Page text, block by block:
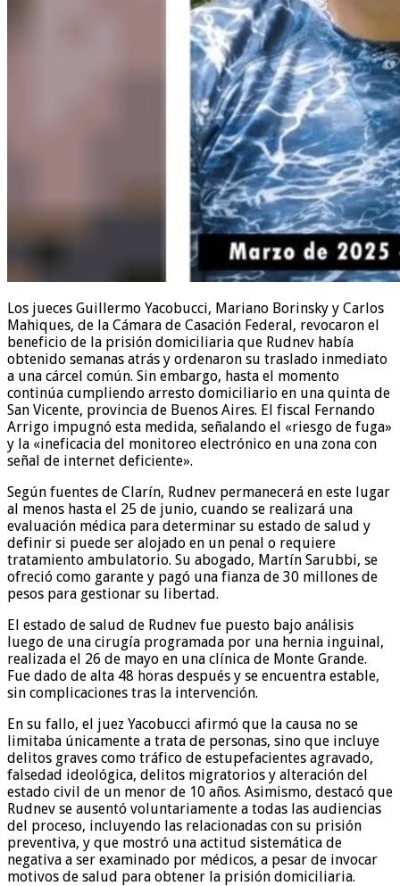
Los jueces Guillermo Yacobucci, Mariano Borinsky y Carlos
Mahiques, de la Cámara de Casación Federal, revocaron el
beneficio de la prisión domiciliaria que Rudnev había
obtenido semanas atrás y ordenaron su traslado inmediato
a una cárcel común. Sin embargo, hasta el momento
continúa cumpliendo arresto domiciliario en una quinta de
San Vicente, provincia de Buenos Aires. El fiscal Fernando
Arrigo impugnó esta medida, señalando el «riesgo de fuga»
y la «ineficacia del monitoreo electrónico en una zona con
señal de internet deficiente».
Según fuentes de Clarín, Rudnev permanecerá en este lugar
al menos hasta el 25 de junio, cuando se realizará una
evaluación médica para determinar su estado de salud y
definir si puede ser alojado en un penal o requiere
tratamiento ambulatorio. Su abogado, Martín Sarubbi, se
ofreció como garante y pagó una fianza de 30 millones de
pesos para gestionar su libertad.
El estado de salud de Rudnev fue puesto bajo análisis
luego de una cirugía programada por una hernia inguinal,
realizada el 26 de mayo en una clínica de Monte Grande.
Fue dado de alta 48 horas después y se encuentra estable,
sin complicaciones tras la intervención.
En su fallo, el juez Yacobucci afirmó que la causa no se
limitaba únicamente a trata de personas, sino que incluye
delitos graves como tráfico de estupefacientes agravado,
falsedad ideológica, delitos migratorios y alteración del
estado civil de un menor de 10 años. Asimismo, destacó que
Rudnev se ausentó voluntariamente a todas las audiencias
del proceso, incluyendo las relacionadas con su prisión
preventiva, y que mostró una actitud sistemática de
negativa a ser examinado por médicos, a pesar de invocar
motivos de salud para obtener la prisión domiciliaria.